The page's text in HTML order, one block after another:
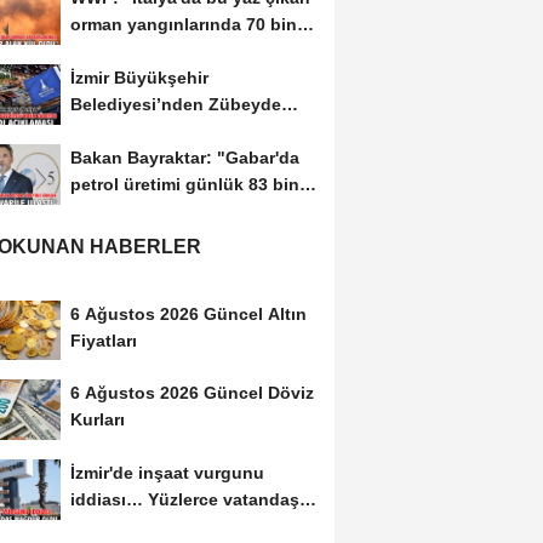
orman yangınlarında 70 bin
İzmir Büyükşehir
Belediyesi’nden Zübeyde
Bakan Bayraktar: "Gabar'da
petrol üretimi günlük 83 bin
HABERLER
6 Ağustos 2026 Güncel Altın
Fiyatları
6 Ağustos 2026 Güncel Döviz
Kurları
İzmir'de inşaat vurgunu
iddiası… Yüzlerce vatandaş